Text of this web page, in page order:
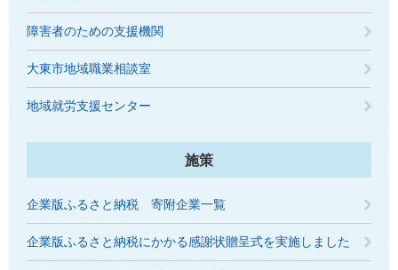
障害者のための支援機関
大東市地域職業相談室
地域就労支援センター
施策
企業版ふるさと納税 寄附企業一覧
企業版ふるさと納税にかかる感謝状贈呈式を実施しました